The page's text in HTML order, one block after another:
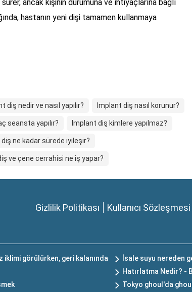
ancak kişinin durumuna ve ihtiyaçlarına bağlı
hastanın yeni dişi tamamen kullanmaya
diş nedir ve nasıl yapılır? Implant diş nasıl korunur?
seansta yapılır? Implant diş kimlere yapılmaz?
diş ne kadar sürede iyileşir?
ve çene cerrahisi ne iş yapar?
Gizlilik Politikası Kullanıcı Sözleşmesi
iklimi görülürken, geri kalanında
İsale suyu nereden
Hatırlatma Nedir? -
Tokyo ghoul'da